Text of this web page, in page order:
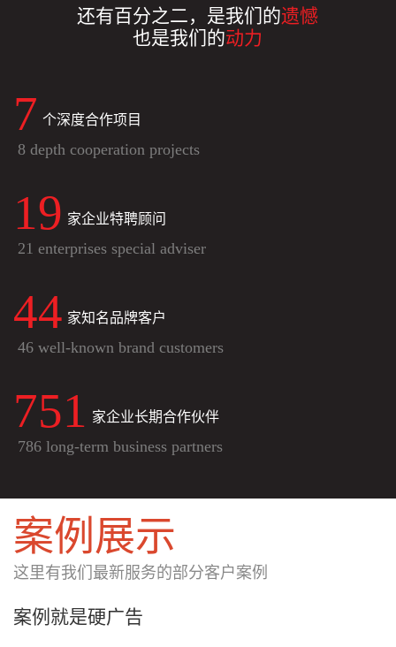
还有百分之二，是我们的遗憾
也是我们的动力
8 个深度合作项目
8 depth cooperation projects
21 家企业特聘顾问
21 enterprises special adviser
46 家知名品牌客户
46 well-known brand customers
784 家企业长期合作伙伴
786 long-term business partners
案例展示
这里有我们最新服务的部分客户案例
案例就是硬广告